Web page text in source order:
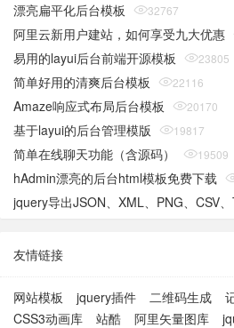
漂亮扁平化后台模板 32767
阿里云新用户建站，如何享受九大优惠
易用的layui后台前端开源模板 23805
简单好用的清爽后台模板 22116
Amaze响应式布局后台模板 20170
基于layui的后台管理模版 19817
简单在线聊天功能（含源码） 19509
hAdmin漂亮的后台html模板免费下载
友情链接
网站模板 jquery插件 二维码生成
CSS3动画库
站酷 阿里矢量图库